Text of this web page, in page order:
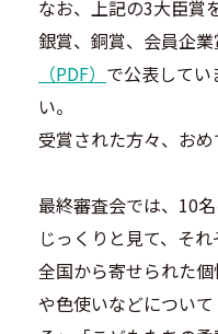
なお、上記の3大臣賞
銀賞、銅賞、会員企業
（PDF） で公表してい
い。
受賞された方々、おめ
最終審査会では、10
じっくりと見て、そ
全国から寄せられた
や色使いなどについ